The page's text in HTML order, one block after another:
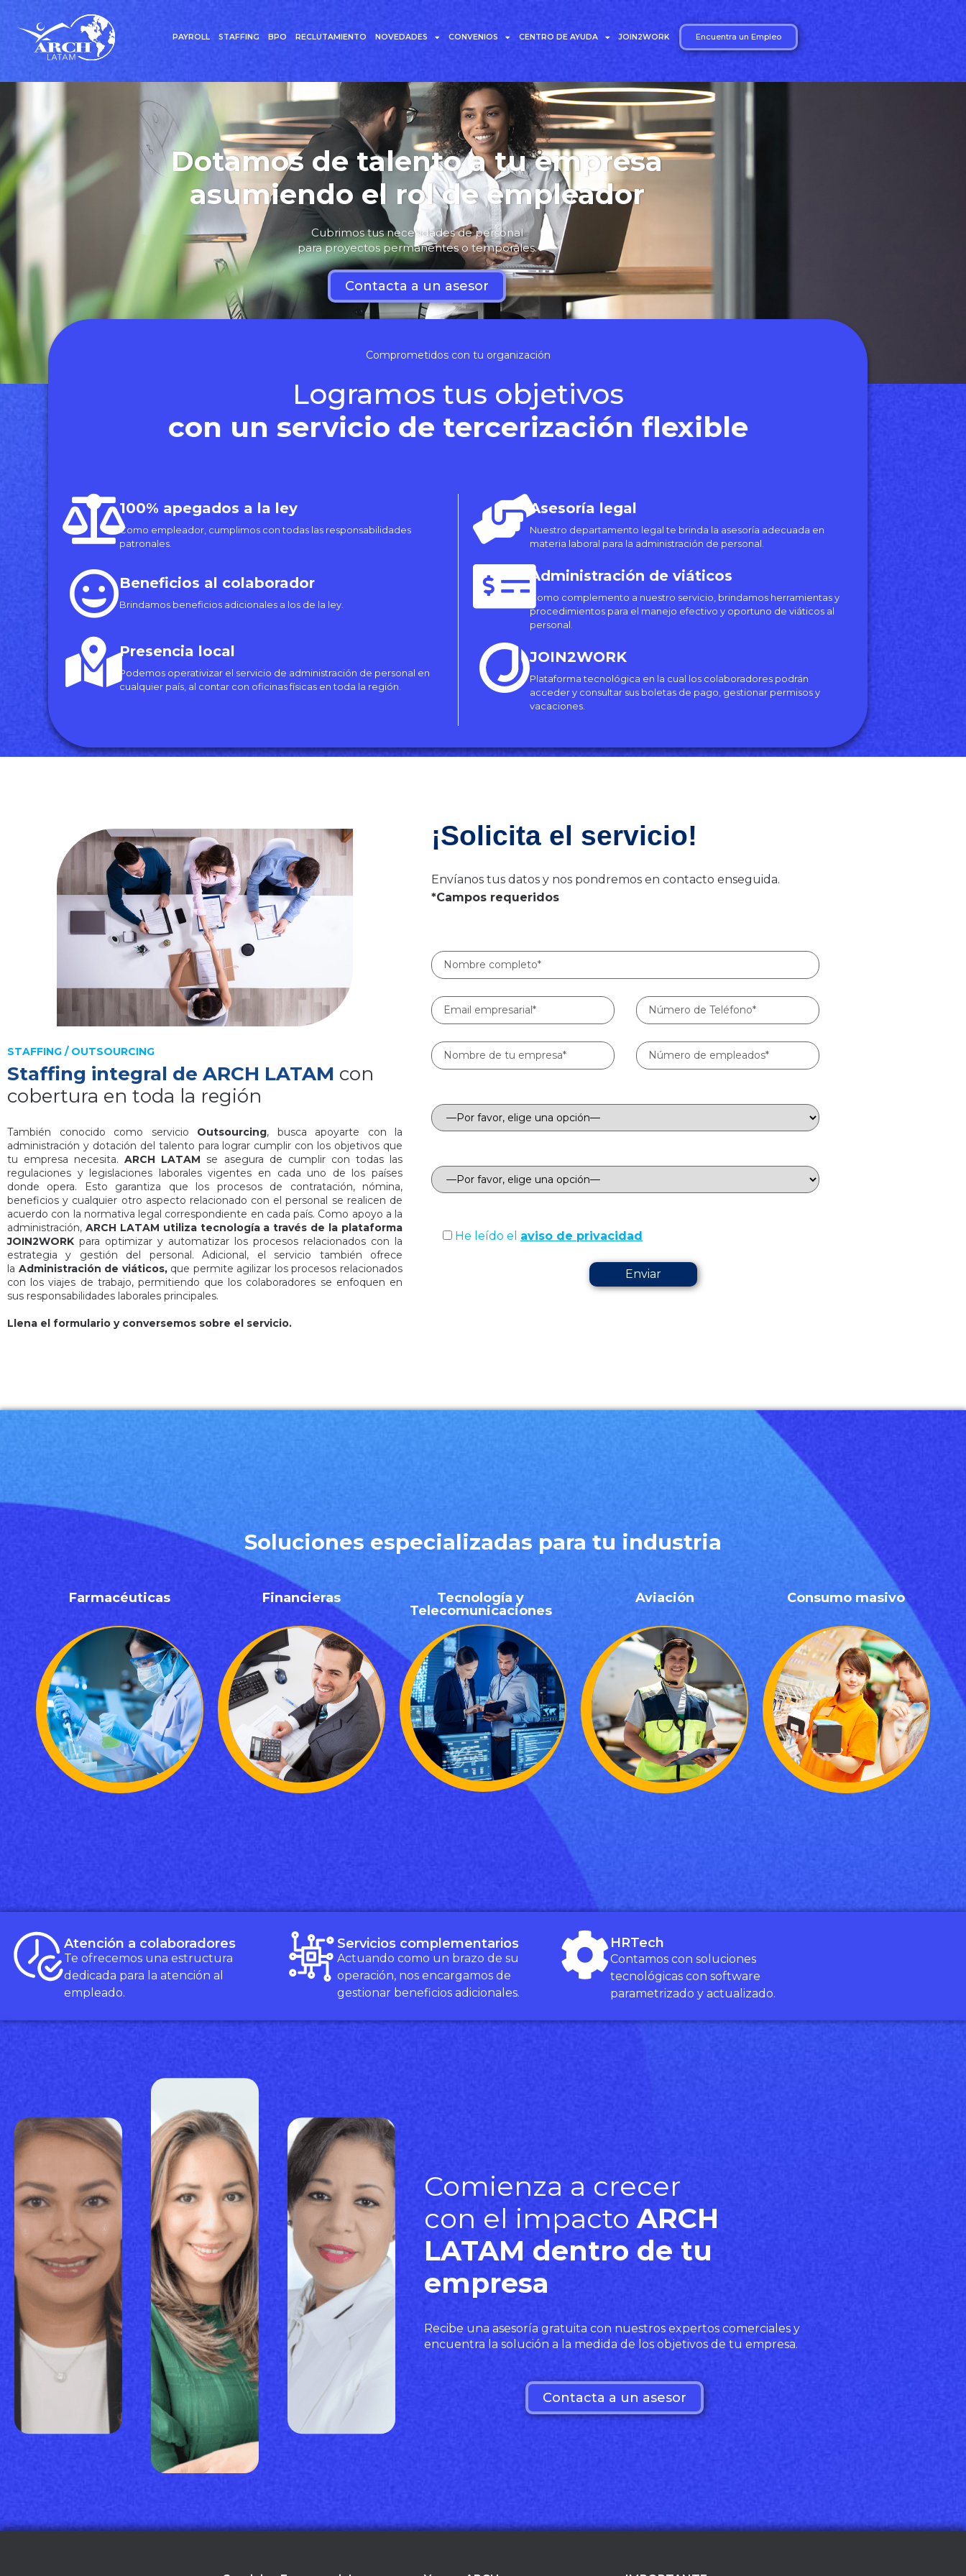
PAYROLL STAFFING BPO RECLUTAMIENTO NOVEDADES CONVENIOS CENTRO DE AYUDA JOIN2WORK Encuentra un Empleo
Dotamos de talento a tu empresa
asumiendo el rol de empleador
Cubrimos tus necesidades de personal
para proyectos permanentes o temporales.
Contacta a un asesor
Comprometidos con tu organización
Logramos tus objetivos
con un servicio de tercerización flexible
Asesoría legal
Nuestro departamento legal te brinda la asesoría adecuada en
materia laboral para la administración de personal.
Administración de viáticos
Como complemento a nuestro servicio, brindamos herramientas y
procedimientos para el manejo efectivo y oportuno de viáticos al
personal.
JOIN2WORK
Plataforma tecnológica en la cual los colaboradores podrán
acceder y consultar sus boletas de pago, gestionar permisos y
vacaciones.
100% apegados a la ley
Como empleador, cumplimos con todas las responsabilidades
patronales.
Beneficios al colaborador
Brindamos beneficios adicionales a los de la ley.
Presencia local
Podemos operativizar el servicio de administración de personal en
cualquier país, al contar con oficinas físicas en toda la región.
STAFFING / OUTSOURCING
Staffing integral de ARCH LATAM con
cobertura en toda la región
También conocido como servicio Outsourcing, busca apoyarte con la
administración y dotación del talento para lograr cumplir con los objetivos que
tu empresa necesita.ARCH LATAM se asegura de cumplir con todas las
regulaciones y legislaciones laborales vigentes en cada uno de los países
donde opera. Esto garantiza que los procesos de contratación, nómina,
beneficios y cualquier otro aspecto relacionado con el personal se realicen de
acuerdo con la normativa legal correspondiente en cada país. Como apoyo a la
administración, ARCH LATAM utiliza tecnología a través de la plataforma
JOIN2WORK para optimizar y automatizar los procesos relacionados con la
estrategia y gestión del personal. Adicional, el servicio también ofrece
la Administración de viáticos, que permite agilizar los procesos relacionados
con los viajes de trabajo, permitiendo que los colaboradores se enfoquen en
sus responsabilidades laborales principales.
Llena el formulario y conversemos sobre el servicio.
¡Solicita el servicio!
Envíanos tus datos y nos pondremos en contacto enseguida.
*Campos requeridos
He leído el aviso de privacidad
Soluciones especializadas para tu industria
Farmacéuticas Financieras
Tecnología y
Telecomunicaciones
Aviación Consumo masivo
Atención a colaboradores
Te ofrecemos una estructura
dedicada para la atención al
empleado.
Servicios complementarios
Actuando como un brazo de su
operación, nos encargamos de
gestionar beneficios adicionales.
HRTech
Contamos con soluciones
tecnológicas con software
parametrizado y actualizado.
Comienza a crecer
con el impactoARCH
LATAM dentro de tu
empresa
Recibe una asesoría gratuita con nuestros expertos comerciales y
encuentra la solución a la medida de los objetivos de tu empresa.
Contacta a un asesor